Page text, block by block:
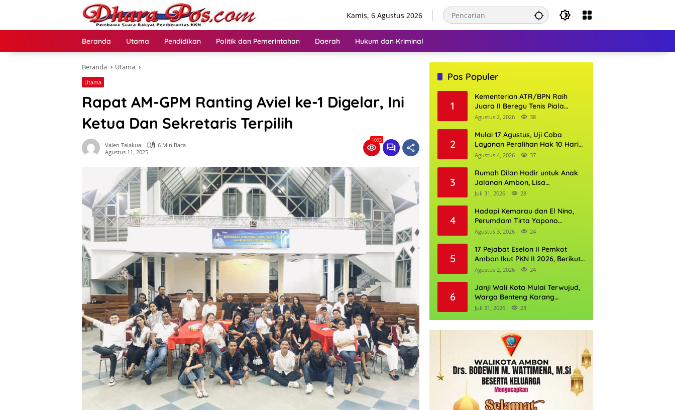
Kamis, 6 Agustus 2026
Beranda Utama Pendidikan Politik dan Pemerintahan Daerah Hukum dan Kriminal
Beranda Utama
Utama
Rapat AM-GPM Ranting Aviel ke-1 Digelar, Ini
Ketua Dan Sekretaris Terpilih
Valen Talakua
6 Min Baca
Agustus 11, 2025
1093
Pos Populer
1
Kementerian ATR/BPN Raih
Juara II Beregu Tenis Piala
Gubernur DKI Jakarta 2026
Agustus 2, 2026 38
2
Mulai 17 Agustus, Uji Coba
Layanan Peralihan Hak 10 Hari
di 15 Kantor Pertanahan
Agustus 4, 2026 37
3
Rumah Dilan Hadir untuk Anak
Jalanan Ambon, Lisa
Wattimena: Tak Ada Anak yang
Depannya
Juli 31, 2026 28
4
Hadapi Kemarau dan El Nino,
Perumdam Tirta Yapono
Perkuat Cadangan Air Ambon
Agustus 3, 2026 24
5
17 Pejabat Eselon II Pemkot
Ambon Ikut PKN II 2026, Berikut
Daftarnya
Agustus 2, 2026 24
6
Janji Wali Kota Mulai Terwujud,
Warga Benteng Karang
Ditargetkan Nikmati Air Bersih
Juli 31, 2026 23